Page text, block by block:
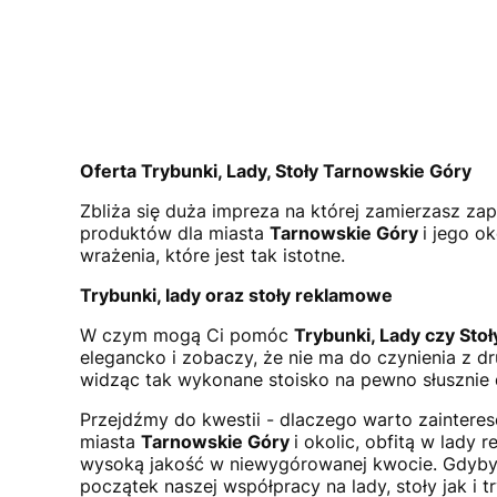
Oferta Trybunki, Lady, Stoły Tarnowskie Góry
Zbliża się duża impreza na której zamierzasz
produktów dla miasta Tarnowskie Góry i jego
wrażenia, które jest tak istotne.
Trybunki, lady oraz stoły reklamowe
W czym mogą Ci pomóc Trybunki, Lady czy
elegancko i zobaczy, że nie ma do czynienia z
widząc tak wykonane stoisko na pewno
Przejdźmy do kwestii - dlaczego warto
miasta Tarnowskie Góry i okolic, obfitą w lady
wysoką jakość w niewygórowanej kwocie.
początek naszej współpracy na lady, stoły jak i